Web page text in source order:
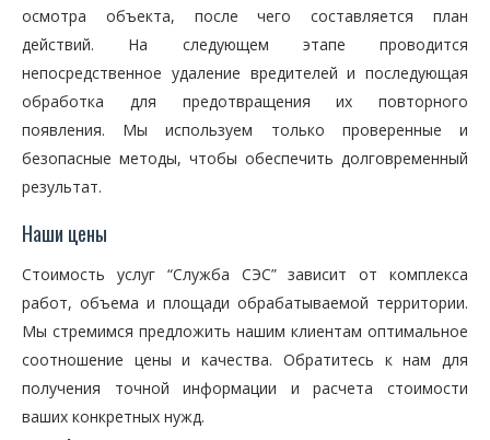
осмотра объекта, после чего составляется план
действий. На следующем этапе проводится
непосредственное удаление вредителей и последующая
обработка для предотвращения их повторного
появления. Мы используем только проверенные и
безопасные методы, чтобы обеспечить долговременный
результат.
Наши цены
Стоимость услуг “Служба СЭС” зависит от комплекса
работ, объема и площади обрабатываемой территории.
Мы стремимся предложить нашим клиентам оптимальное
соотношение цены и качества. Обратитесь к нам для
получения точной информации и расчета стоимости
ваших конкретных нужд.